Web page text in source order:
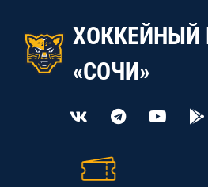
ХОККЕЙНЫЙ
«СОЧИ»